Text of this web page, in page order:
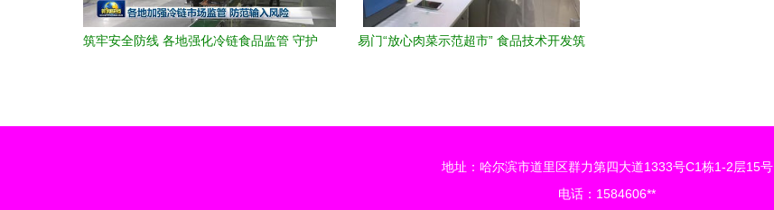
筑牢安全防线 各地强化冷链食品监管 守护
易门“放心肉菜示范超市” 食品技术开发筑
地址：哈尔滨市道里区群力第四大道1333号C1栋1-2层15号
电话：1584606**